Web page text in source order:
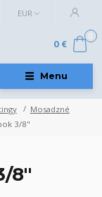
Menu
EUR
0
0 €
Mosadzné
3/8"
8"